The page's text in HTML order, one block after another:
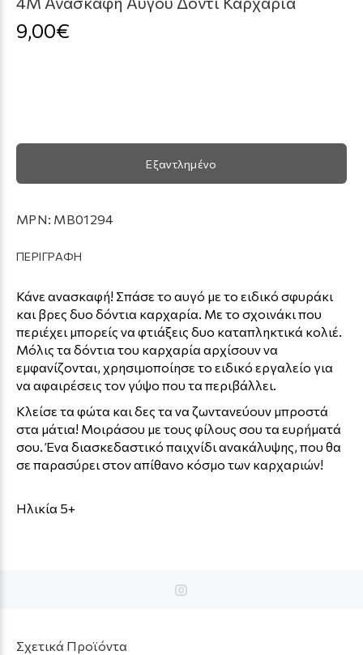
9,00€
Εξαντλημένο
MPN: MB01294
ΠΕΡΙΓΡΑΦΗ
Κάνε ανασκαφή! Σπάσε το αυγό με το ειδικό σφυράκι
και βρες δυο δόντια καρχαρία. Με το σχοινάκι που
περιέχει μπορείς να φτιάξεις δυο καταπληκτικά κολιέ.
Μόλις τα δόντια του καρχαρία αρχίσουν να
εμφανίζονται, χρησιμοποίησε το ειδικό εργαλείο για
να αφαιρέσεις τον γύψο που τα περιβάλλει.
Κλείσε τα φώτα και δες τα να ζωντανεύουν μπροστά
στα μάτια! Μοιράσου με τους φίλους σου τα ευρήματά
σου. Ένα διασκεδαστικό παιχνίδι ανακάλυψης, που θα
σε παρασύρει στον απίθανο κόσμο των καρχαριών!
Ηλικία 5+
Σχετικά Προϊόντα